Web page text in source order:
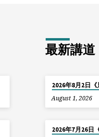
最新講道
2026年8月2日《
August 1, 2026
2026年7月26日